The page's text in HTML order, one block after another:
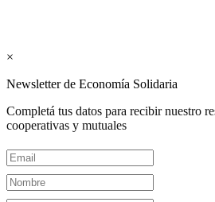
×
Newsletter de Economía Solidaria
Completá tus datos para recibir nuestro
cooperativas y mutuales